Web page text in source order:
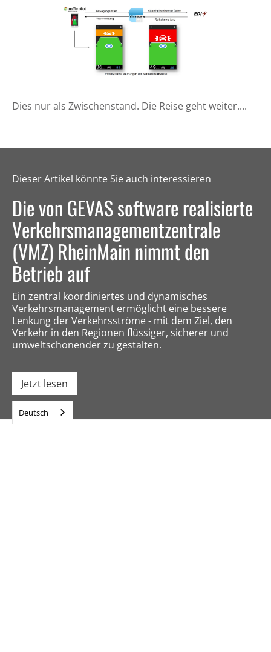
Dies nur als Zwischenstand. Die Reise geht weiter....
Dieser Artikel könnte Sie auch interessieren
Die von GEVAS software realisierte
Verkehrsmanagementzentrale
(VMZ) RheinMain nimmt den
Betrieb auf
Ein zentral koordiniertes und dynamisches
Verkehrsmanagement ermöglicht eine bessere
Lenkung der Verkehrsströme - mit dem Ziel, den
Verkehr in den Regionen flüssiger, sicherer und
umweltschonender zu gestalten.
Jetzt lesen
Deutsch